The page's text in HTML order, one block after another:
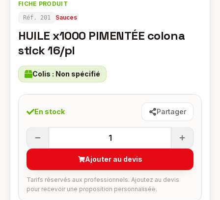
FICHE PRODUIT
Réf. 201 Sauces
HUILE x1000 PIMENTÉE colona
stick 16/pl
Colis : Non spécifié
En stock Partager
1
Ajouter au devis
Tarifs réservés aux professionnels. Ajoutez au devis
pour recevoir une proposition personnalisée.